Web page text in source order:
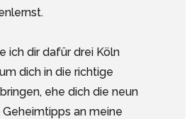
ich dir dafür drei Köln
dich in die richtige
ehe dich die neun
an meine